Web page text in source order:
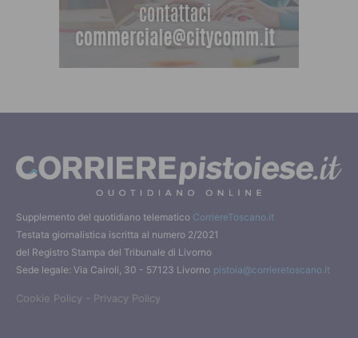
Supplemento del quotidiano telematico CorriereToscano.it
Testata giornalistica iscritta al numero 2/2021
del Registro Stampa del Tribunale di Livorno
Sede legale: Via Cairoli, 30 - 57123 Livorno pistoia@corrieretoscano.it
Cookie Policy - Privacy Policy